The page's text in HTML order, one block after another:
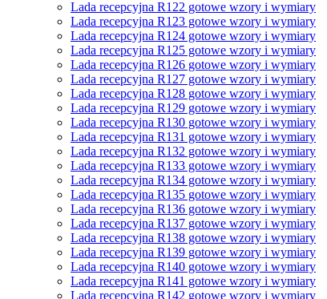
Lada recepcyjna R122 gotowe wzory i wymiary
Lada recepcyjna R123 gotowe wzory i wymiary
Lada recepcyjna R124 gotowe wzory i wymiary
Lada recepcyjna R125 gotowe wzory i wymiary
Lada recepcyjna R126 gotowe wzory i wymiary
Lada recepcyjna R127 gotowe wzory i wymiary
Lada recepcyjna R128 gotowe wzory i wymiary
Lada recepcyjna R129 gotowe wzory i wymiary
Lada recepcyjna R130 gotowe wzory i wymiary
Lada recepcyjna R131 gotowe wzory i wymiary
Lada recepcyjna R132 gotowe wzory i wymiary
Lada recepcyjna R133 gotowe wzory i wymiary
Lada recepcyjna R134 gotowe wzory i wymiary
Lada recepcyjna R135 gotowe wzory i wymiary
Lada recepcyjna R136 gotowe wzory i wymiary
Lada recepcyjna R137 gotowe wzory i wymiary
Lada recepcyjna R138 gotowe wzory i wymiary
Lada recepcyjna R139 gotowe wzory i wymiary
Lada recepcyjna R140 gotowe wzory i wymiary
Lada recepcyjna R141 gotowe wzory i wymiary
Lada recepcyjna R142 gotowe wzory i wymiary